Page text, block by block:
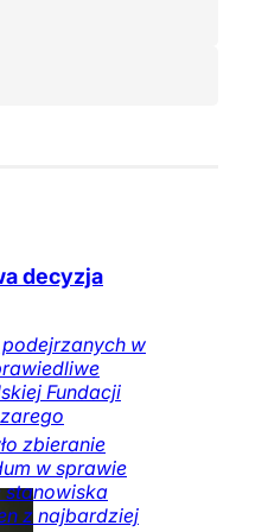
decyzja
w
Fundacji
zbieranie
w sprawie
stanowiska
z najbardziej